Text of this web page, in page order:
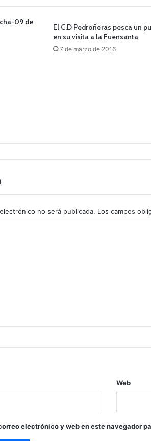
09 de
El C.D Pedroñeras pesca un
en su visita a la Fuensanta
7 de marzo de 2016
no será publicada. Los campos
Web
electrónico y web en este navegador